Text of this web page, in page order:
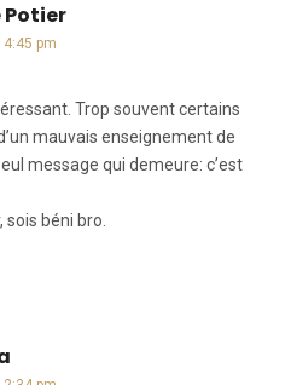
Potierdit :
pm
Trop souvent certains
mauvais enseignement de
message qui demeure: c’est
béni bro.